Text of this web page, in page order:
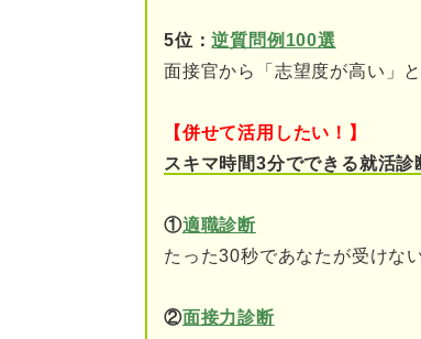
ポイント
①結論：ドラッ
5位：逆質問例100選
面接官から「志望度が高い」
【併せて活用したい！】
スキマ時間3分でできる就活診
①適職診断
たった30秒であなたが受けな
②面接力診断